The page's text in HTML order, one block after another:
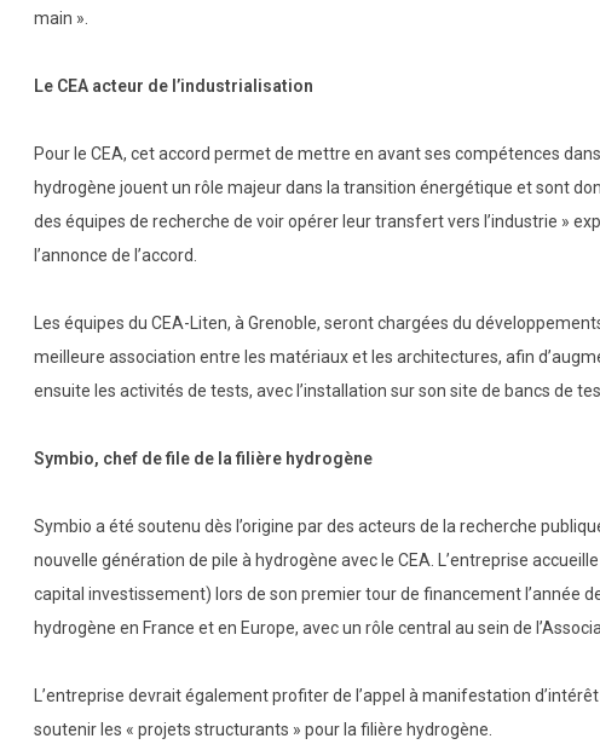
main ».
Le CEA acteur de l’industrialisation
Pour le CEA, cet accord permet de mettre en avant ses compétences
hydrogène jouent un rôle majeur dans la transition énergétique et sont
des équipes de recherche de voir opérer leur transfert vers l’industrie »
l’annonce de l’accord.
Les équipes du CEA-Liten, à Grenoble, seront chargées du
meilleure association entre les matériaux et les architectures, afin
ensuite les activités de tests, avec l’installation sur son site de bancs de
Symbio, chef de file de la filière hydrogène
Symbio a été soutenu dès l’origine par des acteurs de la recherche
nouvelle génération de pile à hydrogène avec le CEA. L’entreprise
capital investissement) lors de son premier tour de financement l’année
hydrogène en France et en Europe, avec un rôle central au sein de
L’entreprise devrait également profiter de l’appel à manifestation
soutenir les « projets structurants » pour la filière hydrogène.